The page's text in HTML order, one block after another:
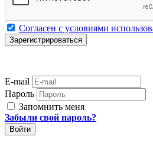
Согласен с условиями
E-mail
Пароль
Запомнить меня
Забыли свой пароль?